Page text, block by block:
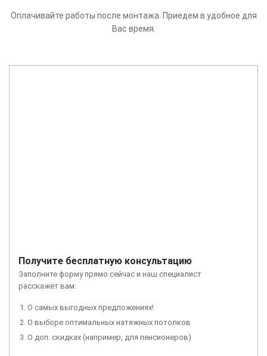
Оплачивайте работы после монтажа. Приедем в удобное для
Вас время.
Получите бесплатную консультацию
Заполните форму прямо сейчас и наш специалист
расскажет вам:
О самых выгодных предложениях!
О выборе оптимальных натяжных потолков
О доп. скидках (например, для пенсионеров)